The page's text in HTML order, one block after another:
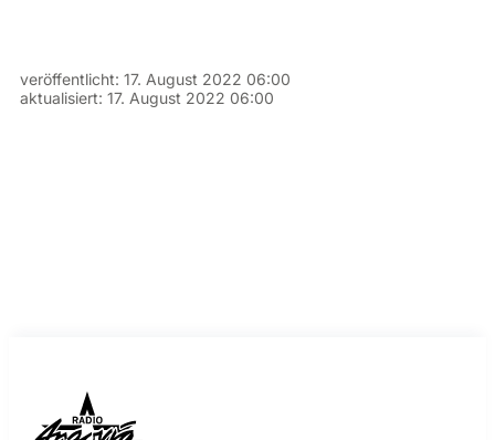
veröffentlicht: 17. August 2022 06:00
aktualisiert: 17. August 2022 06:00